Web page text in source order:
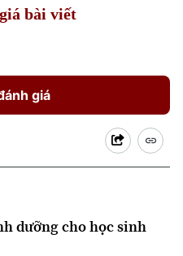
bài viết
giá
dưỡng cho học sinh